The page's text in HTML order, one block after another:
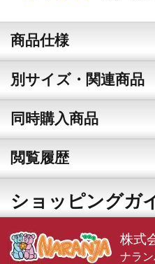
商品仕様
別サイズ・関連商品
同時購入商品
閲覧履歴
ショッピングガ
株式
ナラ